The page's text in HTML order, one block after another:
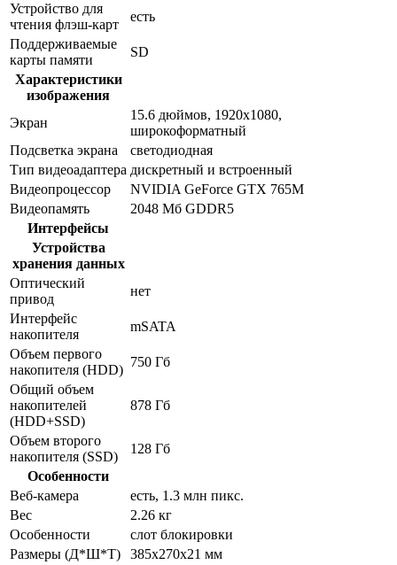
Устройство для
чтения флэш-карт
есть
Поддерживаемые
карты памяти
SD
Характеристики
изображения
Экран
15.6 дюймов, 1920x1080,
широкоформатный
Подсветка экрана
светодиодная
Тип видеоадаптера дискретный и встроенный
Видеопроцессор
NVIDIA GeForce GTX 765M
Видеопамять
2048 Мб GDDR5
Интерфейсы
Устройства
хранения данных
Оптический
привод
нет
Интерфейс
накопителя
mSATA
Объем первого
накопителя (HDD)
750 Гб
Общий объем
накопителей
(HDD+SSD)
878 Гб
Объем второго
накопителя (SSD)
128 Гб
Особенности
Веб-камера
есть, 1.3 млн пикс.
Вес
2.26 кг
Особенности
слот блокировки
Размеры (Д*Ш*Т)
385x270x21 мм